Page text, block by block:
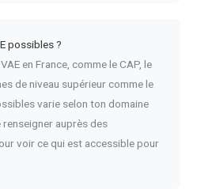
possibles ?
en France, comme le CAP, le
de niveau supérieur comme le
varie selon ton domaine
renseigner auprès des
voir ce qui est accessible pour